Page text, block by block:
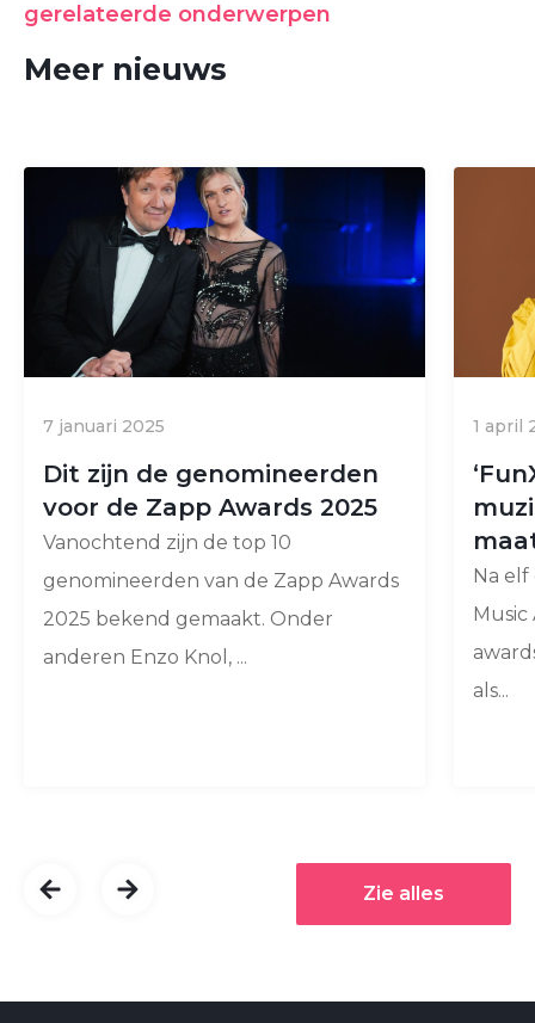
gerelateerde onderwerpen
Meer nieuws
7 januari 2025
Dit zijn de genomineerden
voor de Zapp Awards 2025
Vanochtend zijn de top 10
genomineerden van de Zapp Awards
2025 bekend gemaakt. Onder
anderen Enzo Knol, ...
1 april
Na
Music
als...
Zie alles